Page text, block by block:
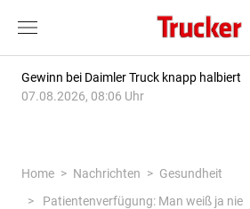
Gewinn bei Daimler Truck knapp halbiert
07.08.2026, 08:06 Uhr
Home Nachrichten
Gesundheit
Patientenverfügung: Man weiß ja nie